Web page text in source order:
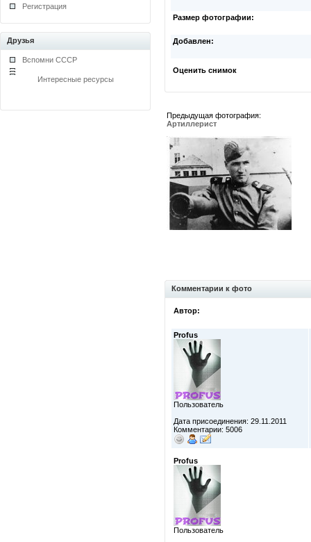
Регистрация
Друзья
Вспомни СССР
Интересные ресурсы
Размер фотографии:
Добавлен:
Оценить снимок
Предыдущая фотография:
Артиллерист
Комментарии к фото
Автор:
Profus
Пользователь
Дата присоединения: 29.11.2011
Комментарии: 5006
Profus
Пользователь